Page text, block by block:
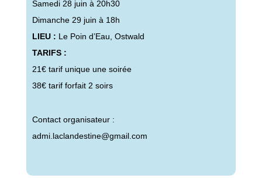
Samedi 28 juin à 20h30
Dimanche 29 juin à 18h
LIEU : Le Poin d’Eau, Ostwald
TARIFS :
21€ tarif unique une soirée
38€ tarif forfait 2 soirs
Contact organisateur :
admi.laclandestine@gmail.com